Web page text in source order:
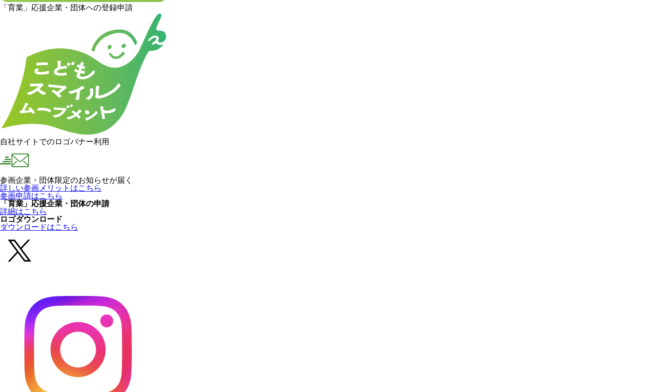
「育業」応援企業・団体への登録申請
自社サイトでのロゴバナー利用
参画企業・団体限定のお知らせが届く
詳しい参画メリットはこちら
参画申請はこちら
「育業」応援企業・団体の申請
詳細はこちら
ロゴダウンロード
ダウンロードはこちら